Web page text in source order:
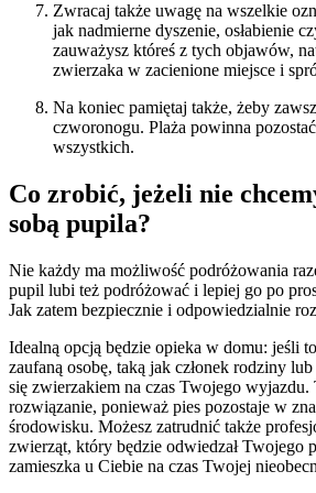
Zwracaj także uwagę na wszelkie
jak nadmierne dyszenie, osłabienie
zauważysz któreś z tych objawów,
zwierzaka w zacienione miejsce i
Na koniec pamiętaj także, żeby
czworonogu. Plaża powinna
wszystkich.
Co zrobić, jeżeli nie
sobą pupila?
Nie każdy ma możliwość podróżowania
pupil lubi też podróżować i lepiej go po
Jak zatem bezpiecznie i odpowiedzialnie
Idealną opcją będzie opieka w domu: jeśli
zaufaną osobę, taką jak członek rodziny
się zwierzakiem na czas Twojego wyjazdu.
rozwiązanie, ponieważ pies pozostaje w
środowisku. Możesz zatrudnić także
zwierząt, który będzie odwiedzał Twojego
zamieszka u Ciebie na czas Twojej